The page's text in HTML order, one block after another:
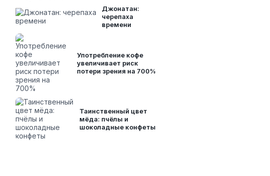
Джонатан:
черепаха
времени
Употребление кофе
увеличивает риск
потери зрения на 700%
Таинственный цвет
мёда: пчёлы и
шоколадные конфеты